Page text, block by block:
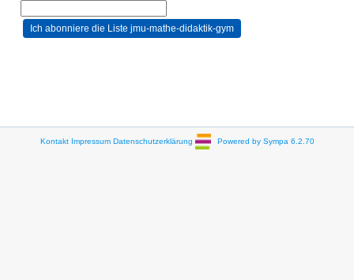
Kontakt Impressum Datenschutzerklärung Powered by Sympa 6.2.70